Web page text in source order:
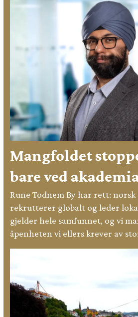
Mangfoldet
bare ved
Rune Todnem By har rett: norsk
rekrutterer globalt og leder
gjelder hele samfunnet, og vi
åpenheten vi ellers krever av